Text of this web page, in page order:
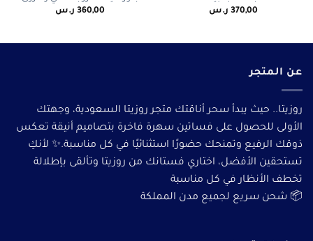
370,00 ر.س
360,00 ر.س
عن المتجر
روزيتا.. حيث يبدأ سحر أناقتك متجر روزيتا السعودية، وجهتك
الأولى للحصول على فساتين سهرة فاخرة بتصاميم أنيقة تعكس
ذوقك الرفيع وتمنحك حضورًا استثنائيًا في كل مناسبة.✨ لأنكِ
تستحقين الأفضل، اختاري فستانك من روزيتا وتألقى بإطلالة
تخطف الأنظار في كل مناسبة
📦 شحن سريع لجميع مدن المملكة